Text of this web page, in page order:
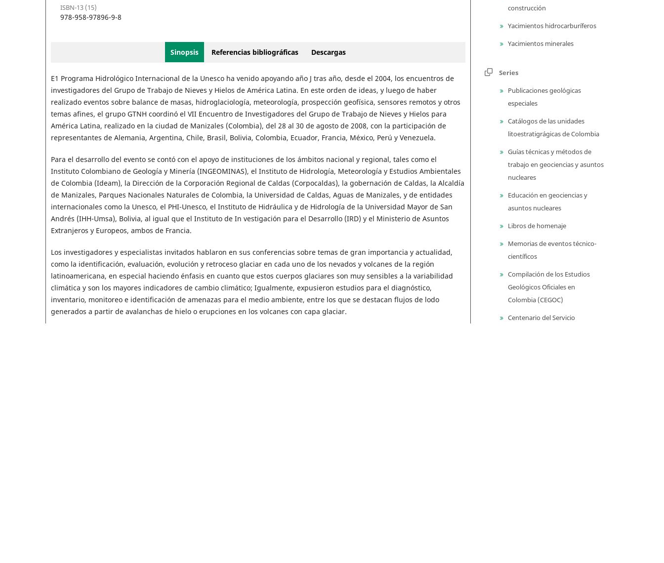
ISBN-13 (15)
978-958-97896-9-8
Sinopsis Referencias bibliográficas Descargas
E1 Programa Hidrológico Internacional de la Unesco ha venido apoyando año J tras año, desde el 2004, los encuentros de
investigadores del Grupo de Trabajo de Nieves y Hielos de América Latina. En este orden de ideas, y luego de haber
realizado eventos sobre balance de masas, hidroglaciología, meteorología, prospección geofísica, sensores remotos y otros
temas afines, el grupo GTNH coordinó el VII Encuentro de Investigadores del Grupo de Trabajo de Nieves y Hielos para
América Latina, realizado en la ciudad de Manizales (Colombia), del 28 al 30 de agosto de 2008, con la participación de
representantes de Alemania, Argentina, Chile, Brasil, Bolivia, Colombia, Ecuador, Francia, México, Perú y Venezuela.
Para el desarrollo del evento se contó con el apoyo de instituciones de los ámbitos nacional y regional, tales como el
Instituto Colombiano de Geología y Minería (INGEOMINAS), el Instituto de Hidrología, Meteorología y Estudios Ambientales
de Colombia (Ideam), la Dirección de la Corporación Regional de Caldas (Corpocaldas), la gobernación de Caldas, la Alcaldía
de Manizales, Parques Nacionales Naturales de Colombia, la Universidad de Caldas, Aguas de Manizales, y de entidades
internacionales como la Unesco, el PHI-Unesco, el Instituto de Hidráulica y de Hidrología de la Universidad Mayor de San
Andrés (IHH-Umsa), Bolivia, al igual que el Instituto de In vestigación para el Desarrollo (IRD) y el Ministerio de Asuntos
Extranjeros y Europeos, ambos de Francia.
Los investigadores y especialistas invitados hablaron en sus conferencias sobre temas de gran importancia y actualidad,
como la identificación, evaluación, evolución y retroceso glaciar en cada uno de los nevados y volcanes de la región
latinoamericana, en especial haciendo énfasis en cuanto que estos cuerpos glaciares son muy sensibles a la variabilidad
climática y son los mayores indicadores de cambio climático; Igualmente, expusieron estudios para el diagnóstico,
inventario, monitoreo e identificación de amenazas para el medio ambiente, entre los que se destacan flujos de lodo
generados a partir de avalanchas de hielo o erupciones en los volcanes con capa glaciar.
construcción
Yacimientos hidrocarburíferos
Yacimientos minerales
Series
Publicaciones geológicas
especiales
Catálogos de las unidades
litoestratigrágicas de Colombia
Guías técnicas y métodos de
trabajo en geociencias y asuntos
nucleares
Educación en geociencias y
asuntos nucleares
Libros de homenaje
Memorias de eventos técnico-
científicos
Compilación de los Estudios
Geológicos Oficiales en
Colombia (CEGOC)
Centenario del Servicio